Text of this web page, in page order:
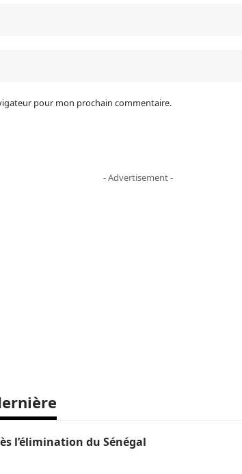
pour mon prochain commentaire.
- Advertisement -
l’élimination du Sénégal